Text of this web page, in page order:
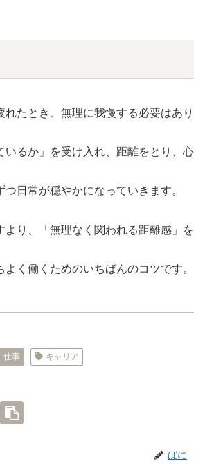
れたとき、無理に我慢する必要はあり
いるか」を受け入れ、距離をとり、心
日常が穏やかになっていきます。
より、「無理なく関われる距離感」を
く働くためのいちばんのコツです。
仕事 キャリア
ばに